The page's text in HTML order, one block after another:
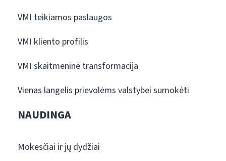
VMI teikiamos paslaugos
VMI kliento profilis
VMI skaitmeninė transformacija
Vienas langelis prievolėms valstybei sumokėti
NAUDINGA
Mokesčiai ir jų dydžiai